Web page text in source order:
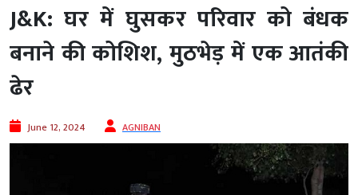
J&K: घर में घुसकर परिवार को बंधक
बनाने की कोशिश, मुठभेड़ में एक आतंकी
ढेर
June 12, 2024 AGNIBAN